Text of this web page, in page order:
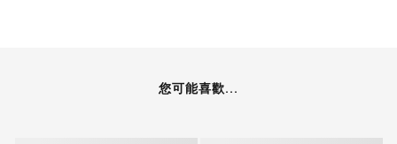
您可能喜歡...